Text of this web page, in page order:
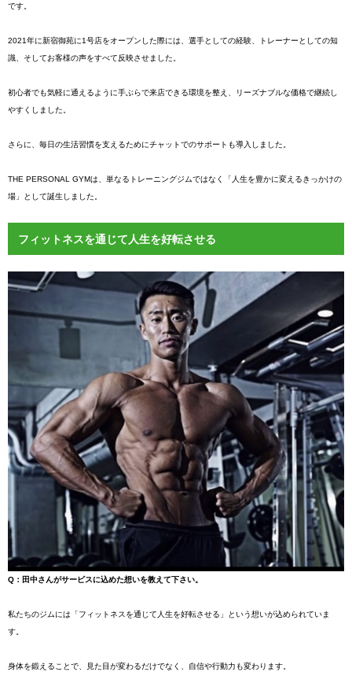
です。
2021年に新宿御苑に1号店をオープンした際には、選手としての経験、トレーナーとしての知
識、そしてお客様の声をすべて反映させました。
初心者でも気軽に通えるように手ぶらで来店できる環境を整え、リーズナブルな価格で継続し
やすくしました。
さらに、毎日の生活習慣を支えるためにチャットでのサポートも導入しました。
THE PERSONAL GYMは、単なるトレーニングジムではなく「人生を豊かに変えるきっかけの
場」として誕生しました。
フィットネスを通じて人生を好転させる
Q：田中さんがサービスに込めた想いを教えて下さい。
私たちのジムには「フィットネスを通じて人生を好転させる」という想いが込められていま
す。
身体を鍛えることで、見た目が変わるだけでなく、自信や行動力も変わります。